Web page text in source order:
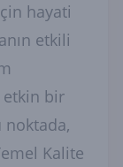
hayati
etkili
etkin bir
Kalite